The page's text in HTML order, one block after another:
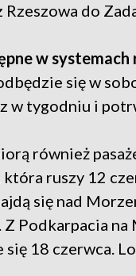
do
w
się w
w tygodniu i
również
która ruszy 12
się nad
Z Podkarpacia
18 czerwca.